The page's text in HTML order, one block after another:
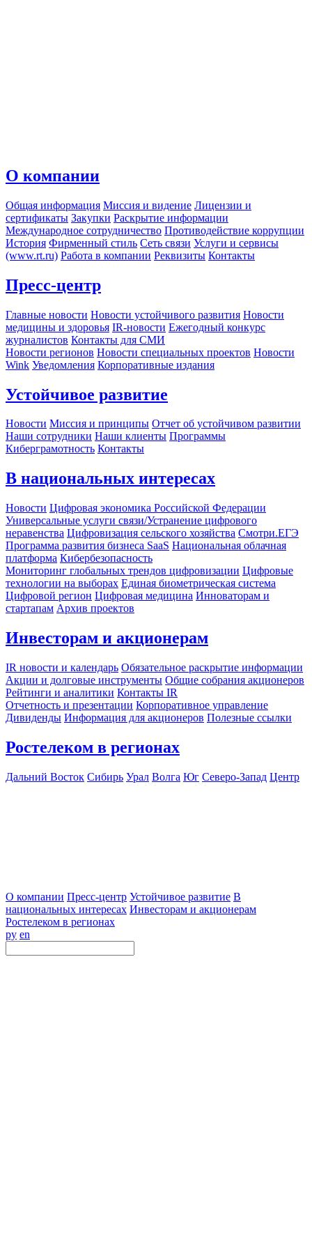
О компании
Общая информация Миссия и видение Лицензии и
сертификаты Закупки Раскрытие информации
Международное сотрудничество Противодействие коррупции
История Фирменный стиль Сеть связи Услуги и сервисы
(www.rt.ru) Работа в компании Реквизиты Контакты
Пресс-центр
Главные новости Новости устойчивого развития Новости
медицины и здоровья IR-новости Ежегодный конкурс
журналистов Контакты для СМИ
Новости регионов Новости специальных проектов Новости
Wink Уведомления Корпоративные издания
Устойчивое развитие
Новости Миссия и принципы Отчет об устойчивом развитии
Наши сотрудники Наши клиенты Программы
Киберграмотность Контакты
В национальных интересах
Новости Цифровая экономика Российской Федерации
Универсальные услуги связи/Устранение цифрового
неравенства Цифровизация сельского хозяйства Смотри.ЕГЭ
Программа развития бизнеса SaaS Национальная облачная
платформа Кибербезопасность
Мониторинг глобальных трендов цифровизации Цифровые
технологии на выборах Единая биометрическая система
Цифровой регион Цифровая медицина Инноваторам и
стартапам Архив проектов
Инвесторам и акционерам
IR новости и календарь Обязательное раскрытие информации
Акции и долговые инструменты Общие собрания акционеров
Рейтинги и аналитики Контакты IR
Отчетность и презентации Корпоративное управление
Дивиденды Информация для акционеров Полезные ссылки
Ростелеком в регионах
Дальний Восток Сибирь Урал Волга Юг Северо-Запад Центр
О компании Пресс-центр Устойчивое развитие В
национальных интересах Инвесторам и акционерам
Ростелеком в регионах
ру en